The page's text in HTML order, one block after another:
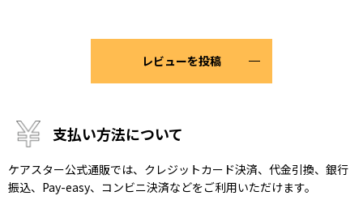
レビューを投稿
支払い方法について
ケアスター公式通販では、クレジットカード決済、代金引換、銀行
振込、Pay-easy、コンビニ決済などをご利用いただけます。